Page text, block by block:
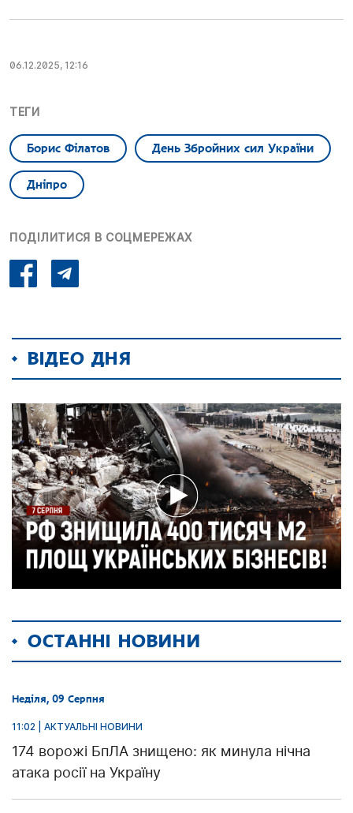
06.12.2025, 12:16
ТЕГИ
Борис Філатов День Збройних сил України
Дніпро
ПОДІЛИТИСЯ В СОЦМЕРЕЖАХ
ВІДЕО ДНЯ
ОСТАННІ НОВИНИ
Неділя, 09 Серпня
11:02 | АКТУАЛЬНІ НОВИНИ
174 ворожі БпЛА знищено: як минула нічна
атака росії на Україну